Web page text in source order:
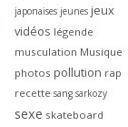
japonaises jeunes jeux
vidéos légende
musculation Musique
photos pollution rap
recette sang sarkozy
sexe skateboard